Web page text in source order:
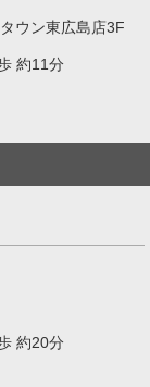
ウン東広島店3F
約11分
約20分